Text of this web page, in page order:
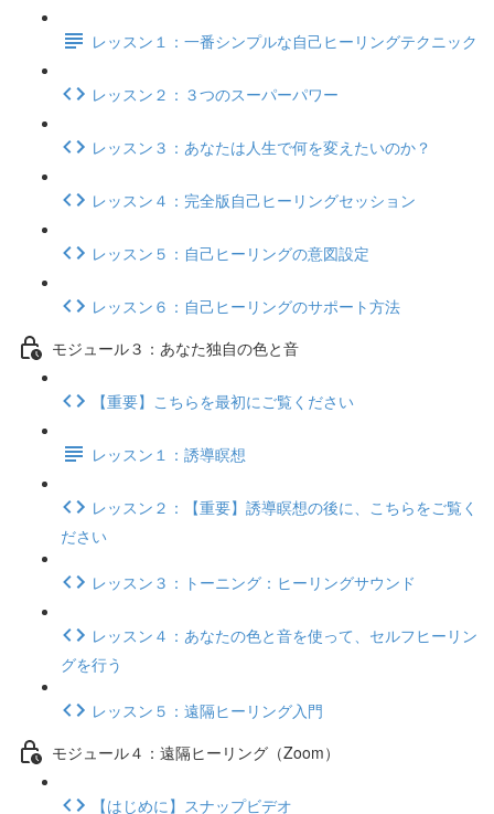
レッスン１：一番シンプルな自己ヒーリングテクニック
レッスン２：３つのスーパーパワー
レッスン３：あなたは人生で何を変えたいのか？
レッスン４：完全版自己ヒーリングセッション
レッスン５：自己ヒーリングの意図設定
レッスン６：自己ヒーリングのサポート方法
モジュール３：あなた独自の色と音
【重要】こちらを最初にご覧ください
レッスン１：誘導瞑想
レッスン２：【重要】誘導瞑想の後に、こちらをご覧く
ださい
レッスン３：トーニング：ヒーリングサウンド
レッスン４：あなたの色と音を使って、セルフヒーリン
グを行う
レッスン５：遠隔ヒーリング入門
モジュール４：遠隔ヒーリング（Zoom）
【はじめに】スナップビデオ